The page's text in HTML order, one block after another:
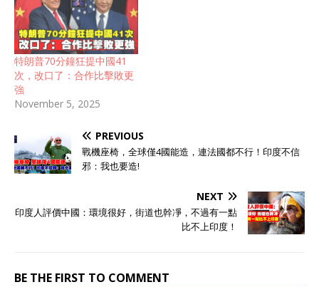
特朗普70分鐘狂提中國41
次，改口了：合作比擊敗更
強
November 5, 2025
PREVIOUS
戰機座椅，全球僅4國能造，連法國都不行！印度不信
邪：我也要造!
NEXT
印度人評價中國：環境很好，街道也幹凈，不過有一點
比不上印度！
BE THE FIRST TO COMMENT